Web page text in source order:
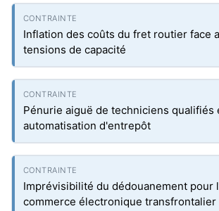
Inflation des coûts du fret routier face
tensions de capacité
Pénurie aiguë de techniciens qualifiés
automatisation d'entrepôt
Imprévisibilité du dédouanement pour
commerce électronique transfrontalier